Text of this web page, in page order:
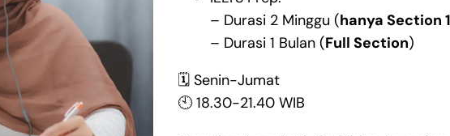
– Durasi 2 Minggu (hanya Section 1
– Durasi 1 Bulan (Full Section)
🗓️ Senin-Jumat
🕙 18.30-21.40 WIB